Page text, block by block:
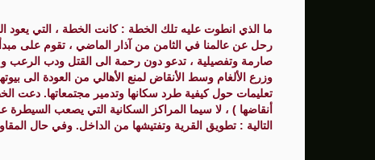
ما الذي انطوت عليه تلك الخطة : كانت الخطة ، التي يعود
رحل عن عالمنا في الثامن من آذار الماضي ، تقوم على
صارمة وتفصيلية ، تدعو دون رحمة الى القتل ودب الرعب
وزرع الألغام وسط الأنقاض لمنع الأهالي من العودة الى
تعليمات حول كيفية طرد سكانها وتدمير مجتمعاتها. دعت
أنقاضها ) ، لا سيما المراكز السكانية التي يصعب
التالية : تطويق القرية وتفتيشها من الداخل. وفي حال